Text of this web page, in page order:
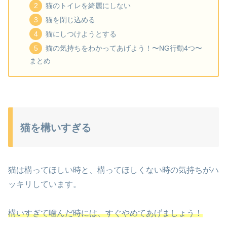
猫のトイレを綺麗にしない
猫を閉じ込める
猫にしつけようとする
猫の気持ちをわかってあげよう！〜NG行動4つ〜
まとめ
猫を構いすぎる
猫は構ってほしい時と、構ってほしくない時の気持ちがハ
ッキリしています。
構いすぎて噛んだ時には、すぐやめてあげましょう！